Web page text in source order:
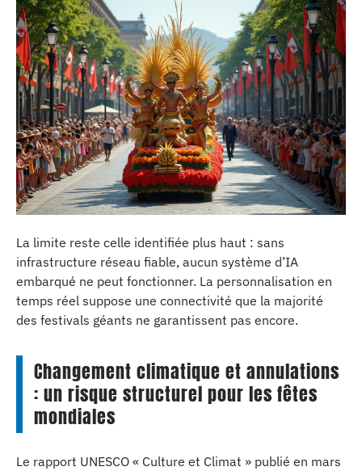
La limite reste celle identifiée plus haut : sans
infrastructure réseau fiable, aucun système d’IA
embarqué ne peut fonctionner. La personnalisation en
temps réel suppose une connectivité que la majorité
des festivals géants ne garantissent pas encore.
Changement climatique et annulations
: un risque structurel pour les fêtes
mondiales
Le rapport UNESCO « Culture et Climat » publié en mars